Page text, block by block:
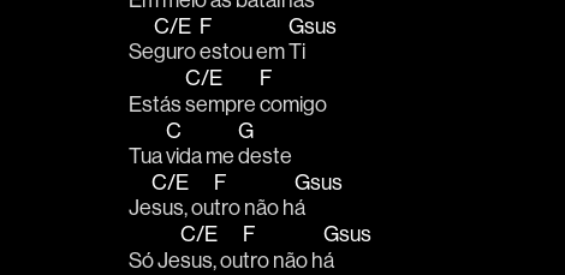
Se
C/E
guro
F
estou em
Gsus
Ti
Estás
C/E
sempre
F
comigo
Tua
C
vida me
G
deste
Je
C/E
sus, ou
F
tro não h
Gsus
á
Só Je
C/E
sus, ou
F
tro não h
Gsus
á